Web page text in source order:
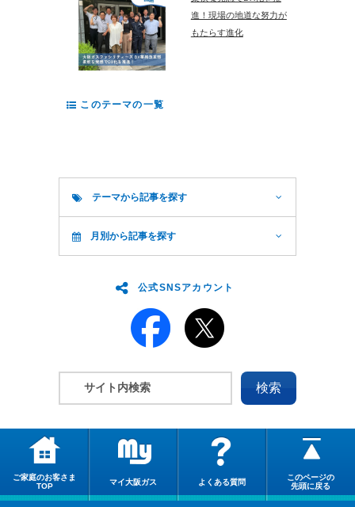
進！現場の地道な努力が
もたらす進化
このテーマの一覧
テーマから記事を探す
月別から記事を探す
公式SNSアカウント
ご家庭のお客さま
TOP
マイ大阪ガス よくある質問
このページの
先頭に戻る